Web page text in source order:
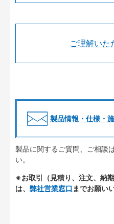
ご理解いた
製品情報・仕様・
製品に関するご質問、ご相談
い。
※お取引（見積り、注文、納
は、 弊社営業窓口 までお願い